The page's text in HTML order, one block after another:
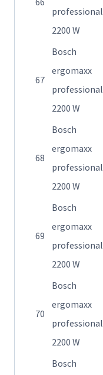
professional
2200 W
67
Bosch
ergomaxx
professional
2200 W
68
Bosch
ergomaxx
professional
2200 W
69
Bosch
ergomaxx
professional
2200 W
70
Bosch
ergomaxx
professional
2200 W
Bosch